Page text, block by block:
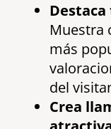
Muestra
más
del
Crea